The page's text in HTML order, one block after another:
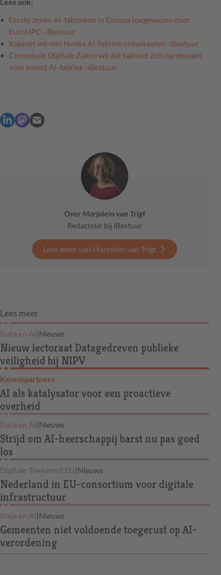
Eerste zeven AI-fabrieken in Europa toegewezen door
EuroHPC -iBestuur
Kabinet wil met Nvidia AI-fabriek ontwikkelen -iBestuur
Commissie Digitale Zaken wil dat kabinet zich hardmaakt
voor komst AI-fabriek -iBestuur
Over Marjolein van Trigt
Redacteur bij iBestuur
Lees meer van Marjolein van Trigt
Lees meer
Data en AI |Nieuws
Nieuw lectoraat Datagedreven publieke
veiligheid bij NIPV
Kennispartners
AI als katalysator voor een proactieve
overheid
Data en AI |Nieuws
Strijd om AI-heerschappij barst nu pas goed
los
Digitale Toekomst EU |Nieuws
Nederland in EU-consortium voor digitale
infrastructuur
Data en AI |Nieuws
Gemeenten niet voldoende toegerust op AI-
verordening